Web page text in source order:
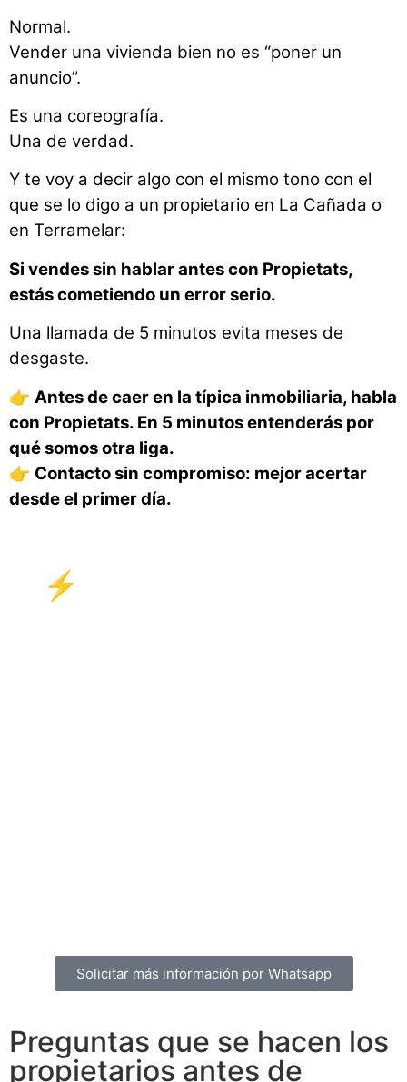
Normal.
Vender una vivienda bien no es “poner un
anuncio”.
Es una coreografía.
Una de verdad.
Y te voy a decir algo con el mismo tono con el
que se lo digo a un propietario en La Cañada o
en Terramelar:
Si vendes sin hablar antes con Propietats,
estás cometiendo un error serio.
Una llamada de 5 minutos evita meses de
desgaste.
👉 Antes de caer en la típica inmobiliaria, habla
con Propietats. En 5 minutos entenderás por
qué somos otra liga.
👉 Contacto sin compromiso: mejor acertar
desde el primer día.
⚡ La verdad incómoda
Solicitar más información por Whatsapp
Preguntas que se hacen los
propietarios antes de